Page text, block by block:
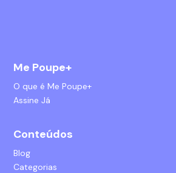
Me Poupe+
O que é Me Poupe+
Assine Já
Conteúdos
Blog
Categorias